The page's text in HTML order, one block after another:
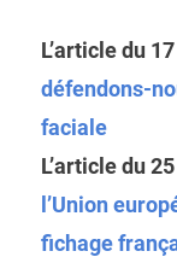
L’article du
défendons-
faciale
L’article du
l’Union
fichage